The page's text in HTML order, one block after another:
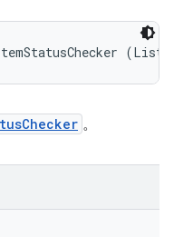
(List<
。